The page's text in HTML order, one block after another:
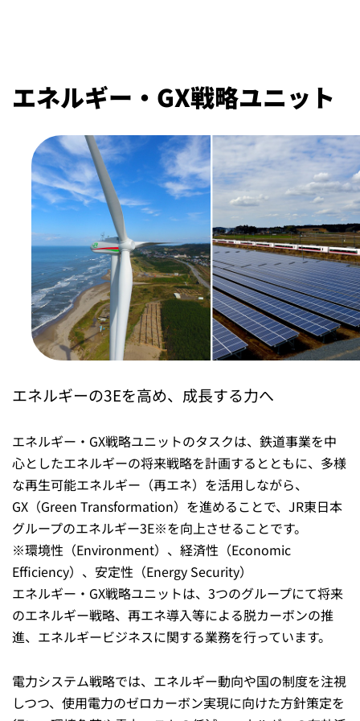
エネルギー・GX戦略ユニット
エネルギーの3Eを高め、成長する力へ
エネルギー・GX戦略ユニットのタスクは、鉄道事業を中
心としたエネルギーの将来戦略を計画するとともに、多様
な再生可能エネルギー（再エネ）を活用しながら、
GX（Green Transformation）を進めることで、JR東日本
グループのエネルギー3E※を向上させることです。
※環境性（Environment）、経済性（Economic
Efficiency）、安定性（Energy Security）
エネルギー・GX戦略ユニットは、3つのグループにて将来
のエネルギー戦略、再エネ導入等による脱カーボンの推
進、エネルギービジネスに関する業務を行っています。
電力システム戦略では、エネルギー動向や国の制度を注視
しつつ、使用電力のゼロカーボン実現に向けた方針策定を